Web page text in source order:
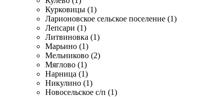
Курковицы (1)
Ларионовское сельское поселение (1)
Лепсари (1)
Литвиновка (1)
Марьино (1)
Мельниково (2)
Мяглово (1)
Нарница (1)
Никулино (1)
Новосельское с/п (1)